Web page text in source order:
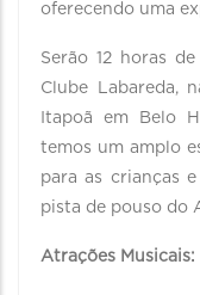
oferecendo uma
Serão 12 horas
Clube Labareda,
Itapoã em Belo
temos um amplo
para as crianças
pista de pouso do
Atrações Musicais: